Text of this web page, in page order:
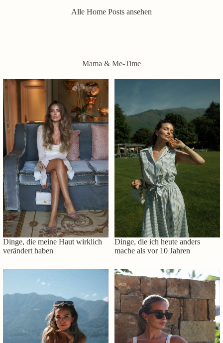
Alle Home Posts ansehen
Mama & Me-Time
Dinge, die meine Haut wirklich
verändert haben
Dinge, die ich heute anders
mache als vor 10 Jahren